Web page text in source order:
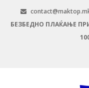
contentБЕЗБЕДНО ПЛАЌАЊЕ